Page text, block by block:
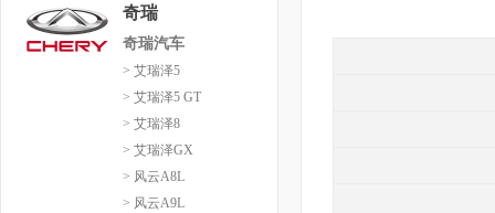
奇瑞
奇瑞汽车
> 艾瑞泽5
> 艾瑞泽5 GT
> 艾瑞泽8
> 艾瑞泽GX
> 风云A8L
> 风云A9L